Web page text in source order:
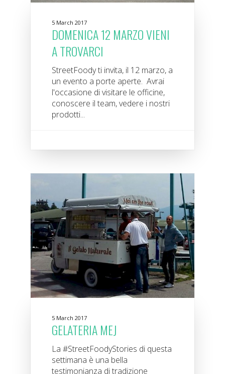
5 March 2017
DOMENICA 12 MARZO VIENI
A TROVARCI
StreetFoody ti invita, il 12 marzo, a
un evento a porte aperte. Avrai
l'occasione di visitare le officine,
conoscere il team, vedere i nostri
prodotti...
5 March 2017
GELATERIA MEJ
La #StreetFoodyStories di questa
settimana è una bella
testimonianza di tradizione